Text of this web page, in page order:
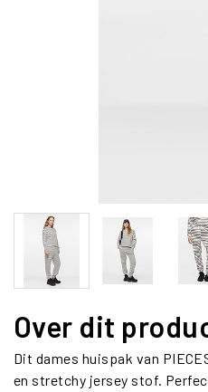
Over dit
Dit dames huispak van
en stretchy jersey stof.